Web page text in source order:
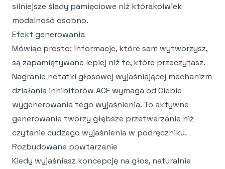
silniejsze ślady pamięciowe niż którakolwiek
modalność osobno.
Efekt generowania
Mówiąc prosto: informacje, które sam wytworzysz,
są zapamiętywane lepiej niż te, które przeczytasz.
Nagranie notatki głosowej wyjaśniającej mechanizm
działania inhibitorów ACE wymaga od Ciebie
wygenerowania tego wyjaśnienia. To aktywne
generowanie tworzy głębsze przetwarzanie niż
czytanie cudzego wyjaśnienia w podręczniku.
Rozbudowane powtarzanie
Kiedy wyjaśniasz koncepcję na głos, naturalnie